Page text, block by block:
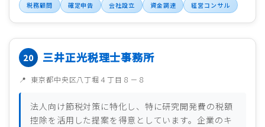
税務顧問 確定申告 会社設立 資金調達 経営コンサル
三井正光税理士事務所
東京都中央区八丁堀４丁目８－８
法人向け節税対策に特化し、特に研究開発費の税額
控除を活用した提案を得意としています。企業のキ